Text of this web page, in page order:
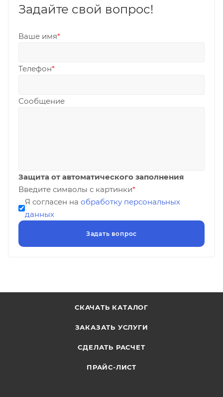
Задайте свой вопрос!
Ваше имя*
Телефон*
Сообщение
Защита от автоматического заполнения
Введите символы с картинки*
Я согласен на обработку персональных
данных
СКАЧАТЬ КАТАЛОГ
ЗАКАЗАТЬ УСЛУГИ
СДЕЛАТЬ РАСЧЕТ
ПРАЙС-ЛИСТ